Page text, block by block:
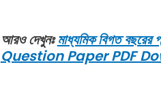
আরও দেখুনঃ মাধ্যমিক বিগত
Question Paper PDF